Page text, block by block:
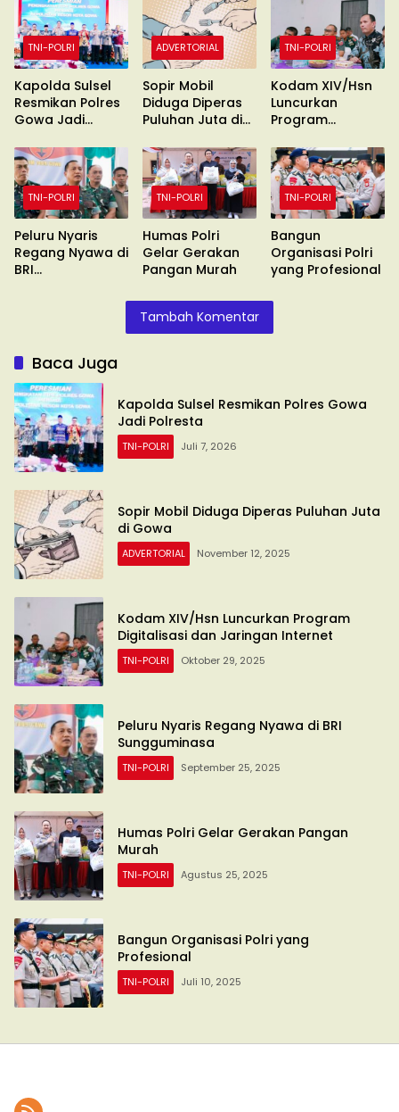
TNI-POLRI
Kapolda Sulsel
Resmikan Polres
Gowa Jadi
ADVERTORIAL
Sopir Mobil
Diduga Diperas
Puluhan Juta di
TNI-POLRI
Kodam XIV/Hsn
Luncurkan
Program
Jaringan
Internet
TNI-POLRI
Peluru Nyaris
Regang Nyawa di
BRI
TNI-POLRI
Humas Polri
Gelar Gerakan
Pangan Murah
TNI-POLRI
Bangun
Organisasi Polri
yang Profesional
Tambah Komentar
Baca Juga
Kapolda Sulsel Resmikan Polres Gowa
Jadi Polresta
TNI-POLRI Juli 7, 2026
Sopir Mobil Diduga Diperas Puluhan Juta
di Gowa
ADVERTORIAL November 12, 2025
Kodam XIV/Hsn Luncurkan Program
Digitalisasi dan Jaringan Internet
TNI-POLRI Oktober 29, 2025
Peluru Nyaris Regang Nyawa di BRI
Sungguminasa
TNI-POLRI September 25, 2025
Humas Polri Gelar Gerakan Pangan
Murah
TNI-POLRI Agustus 25, 2025
Bangun Organisasi Polri yang
Profesional
TNI-POLRI Juli 10, 2025